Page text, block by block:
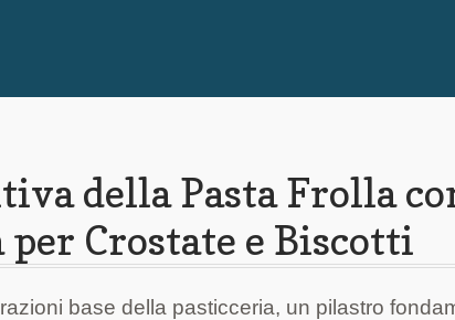
della Pasta Frolla
Crostate e Biscotti
base della pasticceria, un pilastro